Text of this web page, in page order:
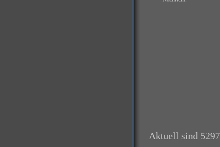
Aktuell sind